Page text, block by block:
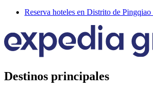
Reserva hoteles en Distrito de
Destinos principales